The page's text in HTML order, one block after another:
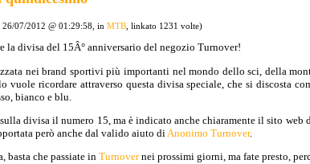
26/07/2012 @ 01:29:58, in MTB, linkato 1231 volte)
la divisa del 15Â° anniversario del negozio Turnover!
nei brand sportivi più importanti nel mondo dello sci, della
vuole ricordare attraverso questa divisa speciale, che si discosta
bianco e blu.
divisa il numero 15, ma è indicato anche chiaramente il sito
però anche dal valido aiuto di Anonimo Turnover.
basta che passiate inTurnovernei prossimi giorni, ma fate presto,